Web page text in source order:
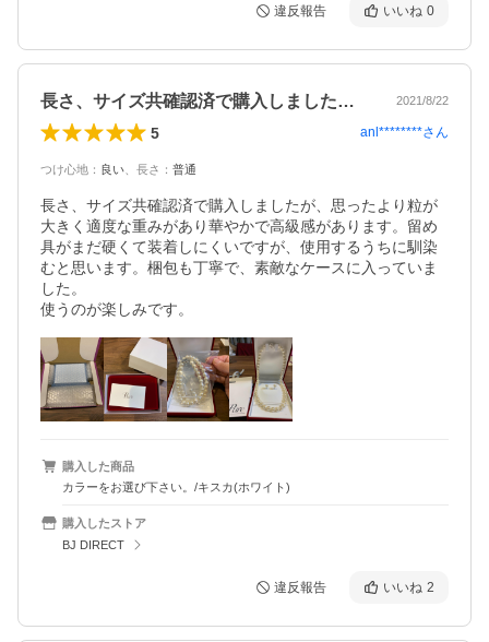
違反報告 いいね 0
長さ、サイズ共確認済で購入しましたが、… 2021/8/22
5 anl********さん
つけ心地 ： 良い 長さ ： 普通
長さ、サイズ共確認済で購入しましたが、思ったより粒が
大きく適度な重みがあり華やかで高級感があります。留め
具がまだ硬くて装着しにくいですが、使用するうちに馴染
むと思います。梱包も丁寧で、素敵なケースに入っていま
した。
使うのが楽しみです。
購入した商品
カラーをお選び下さい。/キスカ(ホワイト)
購入したストア
BJ DIRECT
違反報告 いいね 2